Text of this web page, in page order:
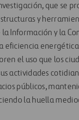
que se
y
Información y la
eficiencia energética
el uso que los
actividades
públicos,
la huella